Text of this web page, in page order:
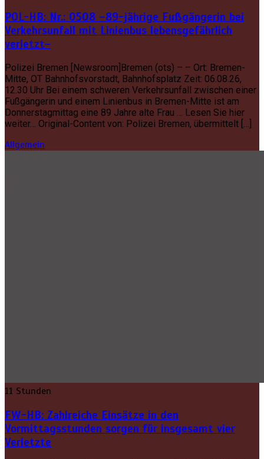
POL-HB: Nr.: 0508 –89-jährige Fußgängerin bei
Verkehrsunfall mit Linienbus lebensgefährlich
verletzt–
Polizei Bremen [Newsroom]Bremen (ots) – – Ort: Bremen-
Mitte, OT Bahnhofsvorstadt, Bahnhofsplatz Zeit: 06.08.26,
12.30 Uhr Bei einem schweren Verkehrsunfall zwischen einer
Fußgängerin und einem Linienbus in Bremen-Mitte ist am
Donnerstagmittag eine 89 Jahre alte Frau … Lesen Sie hier
weiter… Original-Content von: Polizei Bremen, übermittelt […]
Allgemein
11 Stunden
FW-HB: Zahlreiche Einsätze in den
Vormittagsstunden sorgen für insgesamt vier
Verletzte